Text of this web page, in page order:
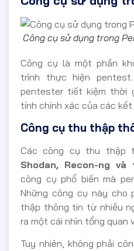
Công cụ sử dụng trong
Công cụ là một phần
trình thực hiện
pentester tiết kiệm thời
tính chính xác của các kết
Công cụ thu thập
Các công cụ thu thập
Shodan, Recon-ng và
công cụ phổ biến mà
Những công cụ này cho
thập thông tin từ nhiều
ra một cái nhìn tổng quan
Tuy nhiên, không phải